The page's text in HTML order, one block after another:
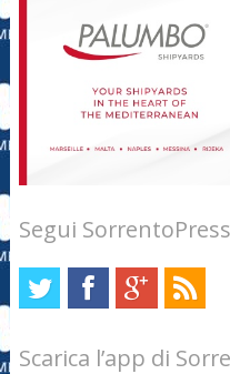
Segui SorrentoPress
Scarica l’app di